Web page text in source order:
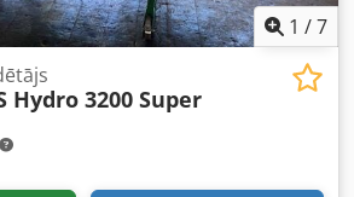
1 /7
Hydro 3200 Super